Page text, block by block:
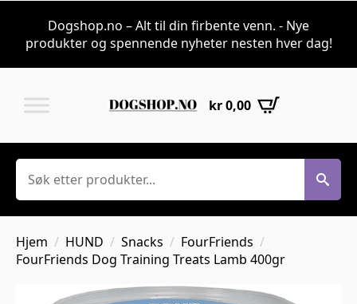
Dogshop.no – Alt til din firbente venn. - Nye
produkter og spennende nyheter nesten hver dag!
kr0,00
Søk
Hjem HUND Snacks
FourFriends
FourFriends Dog Training Treats Lamb 400gr